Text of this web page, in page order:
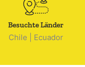
Besuchte Länder
Chile Ecuador